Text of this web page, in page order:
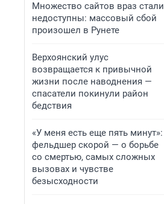
Множество сайтов враз стали
недоступны: массовый сбой
произошел в Рунете
Верхоянский улус
возвращается к привычной
жизни после наводнения —
спасатели покинули район
бедствия
«У меня есть еще пять минут»:
фельдшер скорой — о борьбе
со смертью, самых сложных
вызовах и чувстве
безысходности